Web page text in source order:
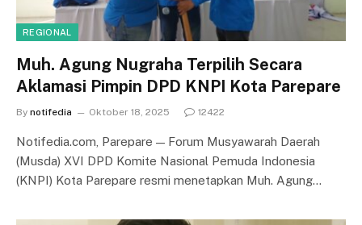
REGIONAL
Muh. Agung Nugraha Terpilih Secara
Aklamasi Pimpin DPD KNPI Kota Parepare
By notifedia Oktober 18, 2025 12422
Notifedia.com, Parepare — Forum Musyawarah Daerah
(Musda) XVI DPD Komite Nasional Pemuda Indonesia
(KNPI) Kota Parepare resmi menetapkan Muh. Agung…